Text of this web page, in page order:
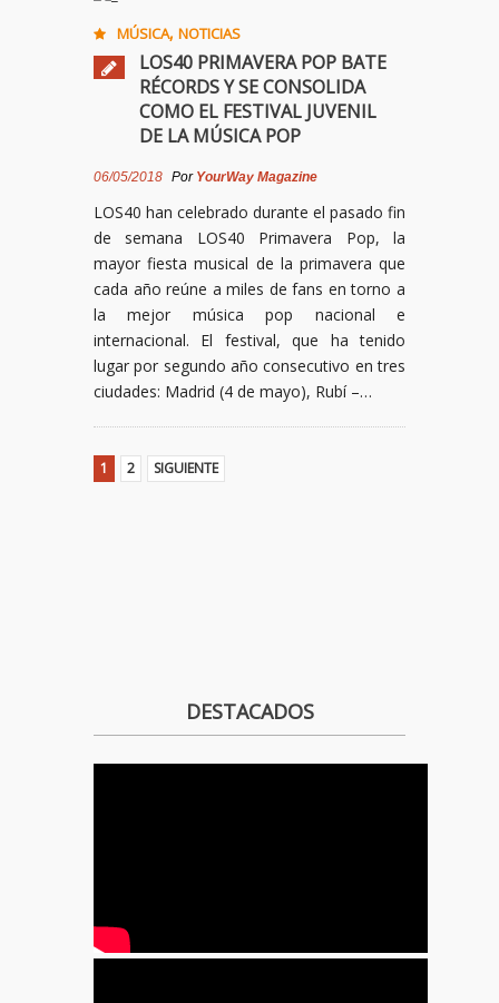
MÚSICA, NOTICIAS
LOS40 PRIMAVERA POP BATE
RÉCORDS Y SE CONSOLIDA
COMO EL FESTIVAL JUVENIL
DE LA MÚSICA POP
06/05/2018 Por YourWay Magazine
LOS40 han celebrado durante el pasado fin
de semana LOS40 Primavera Pop, la
mayor fiesta musical de la primavera que
cada año reúne a miles de fans en torno a
la mejor música pop nacional e
internacional. El festival, que ha tenido
lugar por segundo año consecutivo en tres
ciudades: Madrid (4 de mayo), Rubí –…
1 2 SIGUIENTE
DESTACADOS